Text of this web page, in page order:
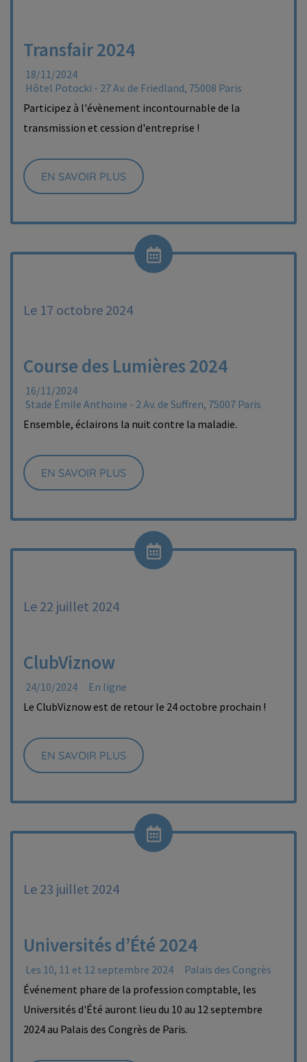
Transfair 2024
18/11/2024
Hôtel Potocki - 27 Av. de Friedland, 75008 Paris
Participez à l'évènement incontournable de la
transmission et cession d'entreprise !
EN SAVOIR PLUS
Le 17 octobre 2024
Course des Lumières 2024
16/11/2024
Stade Émile Anthoine - 2 Av. de Suffren, 75007 Paris
Ensemble, éclairons la nuit contre la maladie.
EN SAVOIR PLUS
Le 22 juillet 2024
ClubViznow
24/10/2024
En ligne
Le ClubViznow est de retour le 24 octobre prochain !
EN SAVOIR PLUS
Le 23 juillet 2024
Universités d’Été 2024
Les 10, 11 et 12 septembre 2024
Palais des Congrès
Événement phare de la profession comptable, les
Universités d'Été auront lieu du 10 au 12 septembre
2024 au Palais des Congrès de Paris.